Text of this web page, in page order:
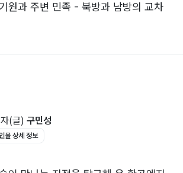
원과 주변 민족 - 북방과 남방의 교차
발걸음
과 건축 기술 - 이집트, 메소포타미아,
(글) 구민성
물 상세 정보